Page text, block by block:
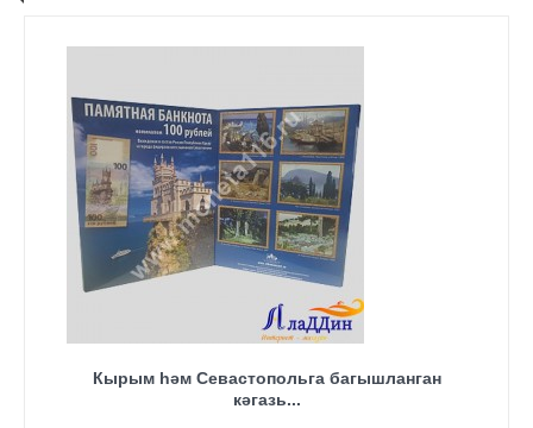
Кырым һәм Севастопольга багышланган
кәгазь...